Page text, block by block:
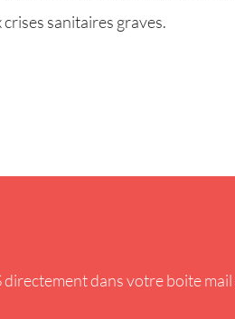
sanitaires graves.
directement dans votre boite